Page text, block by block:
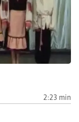
2:23 min